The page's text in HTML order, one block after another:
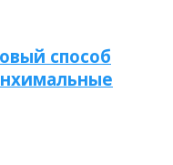
способ